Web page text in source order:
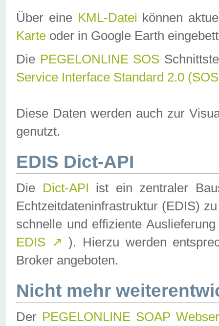
Über eine KML-Datei können
Karte oder in Google Earth
Die PEGELONLINE SOS
Service Interface Standard 2.0
Diese Daten werden auch zur
genutzt.
EDIS Dict-API
Die Dict-API ist ein zentraler
Echtzeitdateninfrastruktur (EDIS)
schnelle und effiziente
EDIS ↗ ). Hierzu werden
Broker angeboten.
Nicht mehr
Der PEGELONLINE SOAP